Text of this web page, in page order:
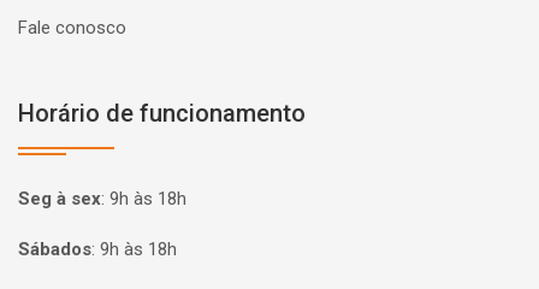
Fale conosco
Horário de funcionamento
Seg à sex: 9h às 18h
Sábados: 9h às 18h